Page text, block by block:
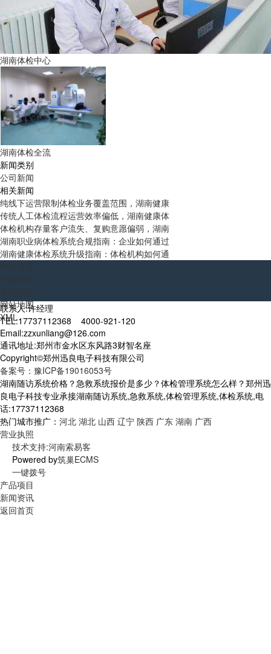
湖南体检中心
湖南体检全流
新闻类别
公司新闻
相关新闻
纯线下运营限制体检业务覆盖范围，湖南健康
传统人工体检流程运营效率偏低，湖南健康体
体检机构存量客户流失、复购意愿偏弱，湖南
湖南职业病体检系统合规指南：企业如何通过
湖南健康体检系统升级指南：体检机构如何通
网站地图
XML
联系人:许经理
TEL:17737112368 4000-921-120
Email:zzxunliang@126.com
通讯地址:郑州市金水区东风路3财智名座
Copyright©郑州迅良电子科技有限公司
备案号：豫ICP备19016053号
湖南随访系统价格？急救系统报价是多少？体检管理系统怎么样？郑州迅
良电子科技专业承接湖南随访系统,急救系统,体检管理系统,体检系统,电
话:17737112368
热门城市推广： 河北 湖北 山西 辽宁 陕西 广东 湖南 广西
营业执照
技术支持:河南索易客
Powered by筑巢ECMS
一键拨号
产品项目
新闻资讯
返回首页